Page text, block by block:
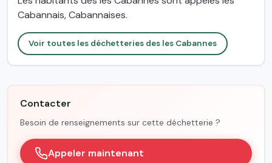
Cabannais, Cabannaises.
Voir toutes les déchetteries des les Cabannes
Contacter
Besoin de renseignements sur cette déchetterie ?
Appeler maintenant